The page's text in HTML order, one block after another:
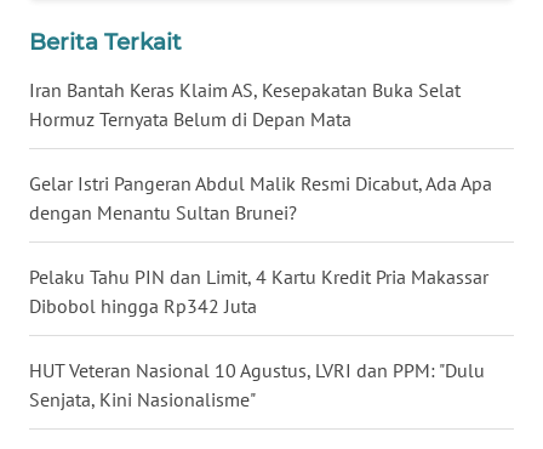
Berita Terkait
Iran Bantah Keras Klaim AS, Kesepakatan Buka Selat
Hormuz Ternyata Belum di Depan Mata
Gelar Istri Pangeran Abdul Malik Resmi Dicabut, Ada Apa
dengan Menantu Sultan Brunei?
Pelaku Tahu PIN dan Limit, 4 Kartu Kredit Pria Makassar
Dibobol hingga Rp342 Juta
HUT Veteran Nasional 10 Agustus, LVRI dan PPM: "Dulu
Senjata, Kini Nasionalisme"
WN
SULSEL
WN
GORONTALO
WN
WN
WN
MALUT